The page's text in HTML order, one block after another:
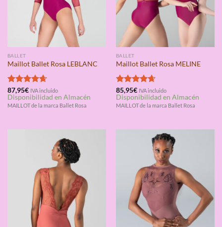
BALLET
Maillot Ballet Rosa LEBLANC
Valorado
con4.67
de 5
87,95€ IVA incluido
Disponibilidad en Almacén
MAILLOT de la marca Ballet Rosa
BALLET
Maillot Ballet Rosa MELINE
Valorado
con4.67
de 5
85,95€ IVA incluido
Disponibilidad en Almacén
MAILLOT de la marca Ballet Rosa